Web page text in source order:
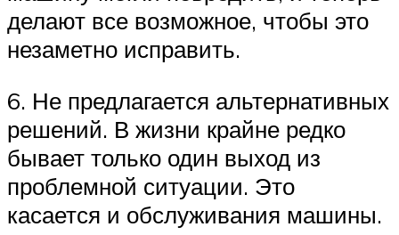
делают все возможное, чтобы это
незаметно исправить.
6. Не предлагается альтернативных
решений. В жизни крайне редко
бывает только один выход из
проблемной ситуации. Это
касается и обслуживания машины.